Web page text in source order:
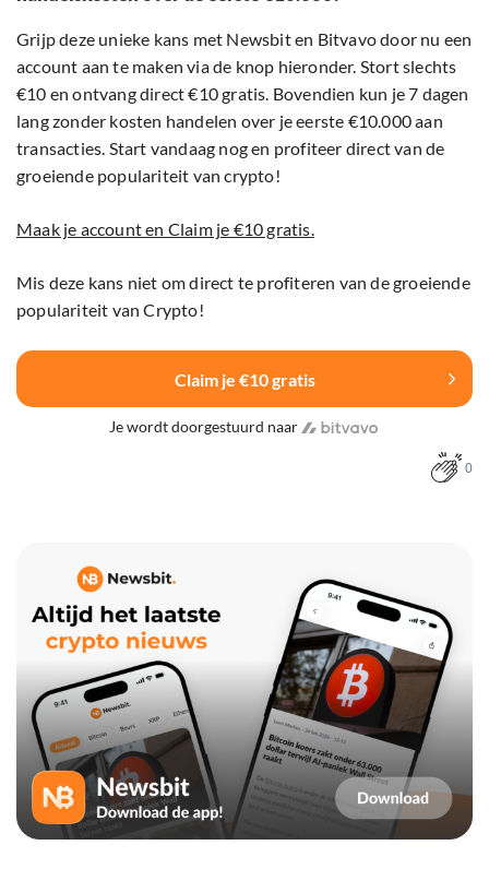
Grijp deze unieke kans met Newsbit en Bitvavo door nu een
account aan te maken via de knop hieronder. Stort slechts
€10 en ontvang direct €10 gratis. Bovendien kun je 7 dagen
lang zonder kosten handelen over je eerste €10.000 aan
transacties. Start vandaag nog en profiteer direct van de
groeiende populariteit van crypto!
Maak je account en Claim je €10 gratis.
Mis deze kans niet om direct te profiteren van de groeiende
populariteit van Crypto!
Claim je €10 gratis
Je wordt doorgestuurd naar
0